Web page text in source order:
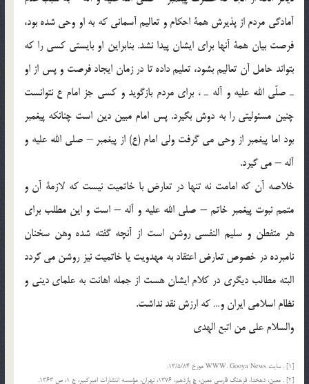
آمادگي مردم از پذيرش همة احكام و تعاليم آسماني كه به او وحي شده بود،
فرصت بيان همة آنها براي ايشان پيدا نشد. بنابراين او بايستي كسي را كه
بتواند حامل آن تعاليم بشود، تعليم داده تا در زمان ايجاد فرصت و پس از او
ـ صلّي الله عليه و آله ـ ، براي مردم بازگويد و كسي جز امام ع نتوانست
چنين مسئوليتي را به دوش بگيرد. پس امام مبين دين است چنانكه پيغمبر
بود اما پيغمبر از وحي مي گرفت ولي امام (ع) از پيغمبر – صلي الله عليه و
آله – مي گيرد.
خلاصه آن كه امامت نه تنها در تعارض با خاتميت نيست كه لازمة آن و
متمم نبوت پيغمبر خاتم – صلي الله عليه و آله – است و اين مطلب براي
هر متفطن و سليم النفسي روشن است از آنچه گفته شده وهن سخنان
نامبرده در خصوص تعارض اعتقاد به مهدويت يا خاتميت نيز روشن مي گردد
البته مطالب ديگري در كلام ايشان هست از جمله اهانت به علماي ديني و
نظام اسلامي ايران و… كه ارزش نقد نداشت.
والسلام علي من اتبع الهدي
[1] . سايت WWW. Gooya News مورخ 13/5/84.
[2] . معين، دهخدا، فرهنگ فارسي معين، چ پازدهم، 1376، تهران،‌ مؤسسه انتشارات اميركبير، ج 1، ص 1363.